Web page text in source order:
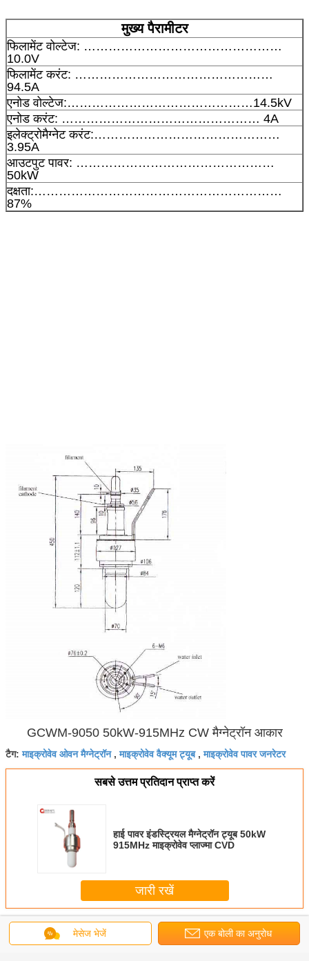
मुख्य पैरामीटर
फिलामेंट वोल्टेज: …………………………………………
10.0V
फिलामेंट करंट: …………………………………………
94.5A
एनोड वोल्टेज:………………………………………14.5kV
एनोड करंट: ………………………………………… 4A
इलेक्ट्रोमैग्नेट करंट:………………………………………
3.95A
आउटपुट पावर: …………………………………………
50kW
दक्षता:……………………………………………………
87%
GCWM-9050 50kW-915MHz CW मैग्नेट्रॉन आकार
टैग:माइक्रोवेव ओवन मैग्नेट्रॉन,माइक्रोवेव वैक्यूम ट्यूब,माइक्रोवेव पावर जनरेटर
सबसे उत्तम प्रतिदान प्राप्त करें
हाई पावर इंडस्ट्रियल मैग्नेट्रॉन ट्यूब 50kW
915MHz माइक्रोवेव प्लाज्मा CVD
जारी रखें
अधिक सीडब्ल्यू मैग्नेट्रॉन
मेसेज भेजें एक बोली का अनुरोध